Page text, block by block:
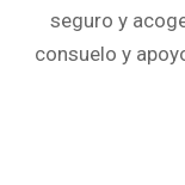
seguro y
consuelo y